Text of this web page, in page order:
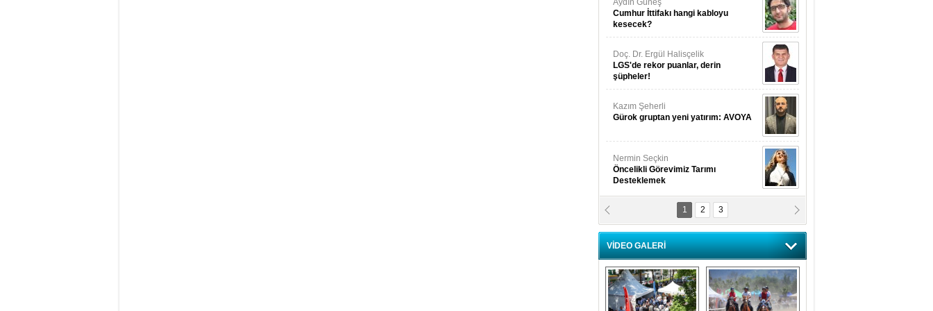
Aydın Güneş
Cumhur İttifakı hangi kabloyu
kesecek?
Doç. Dr. Ergül Halisçelik
LGS'de rekor puanlar, derin
şüpheler!
Kazım Şeherli
Gürok gruptan yeni yatırım: AVOYA
Nermin Seçkin
Öncelikli Görevimiz Tarımı
Desteklemek
Nilüfer Menekli Buzcular
Siz Hiç Kelebeklerin Sesini
Duydunuz Mu?
1 2 3
VİDEO GALERİ